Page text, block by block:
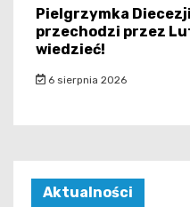
Pielgrzymka
przechodzi przez
wiedzieć!
6 sierpnia 2026
Aktualności